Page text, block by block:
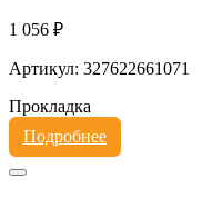
1 056 ₽
Артикул: 327622661071
Прокладка
Подробнее